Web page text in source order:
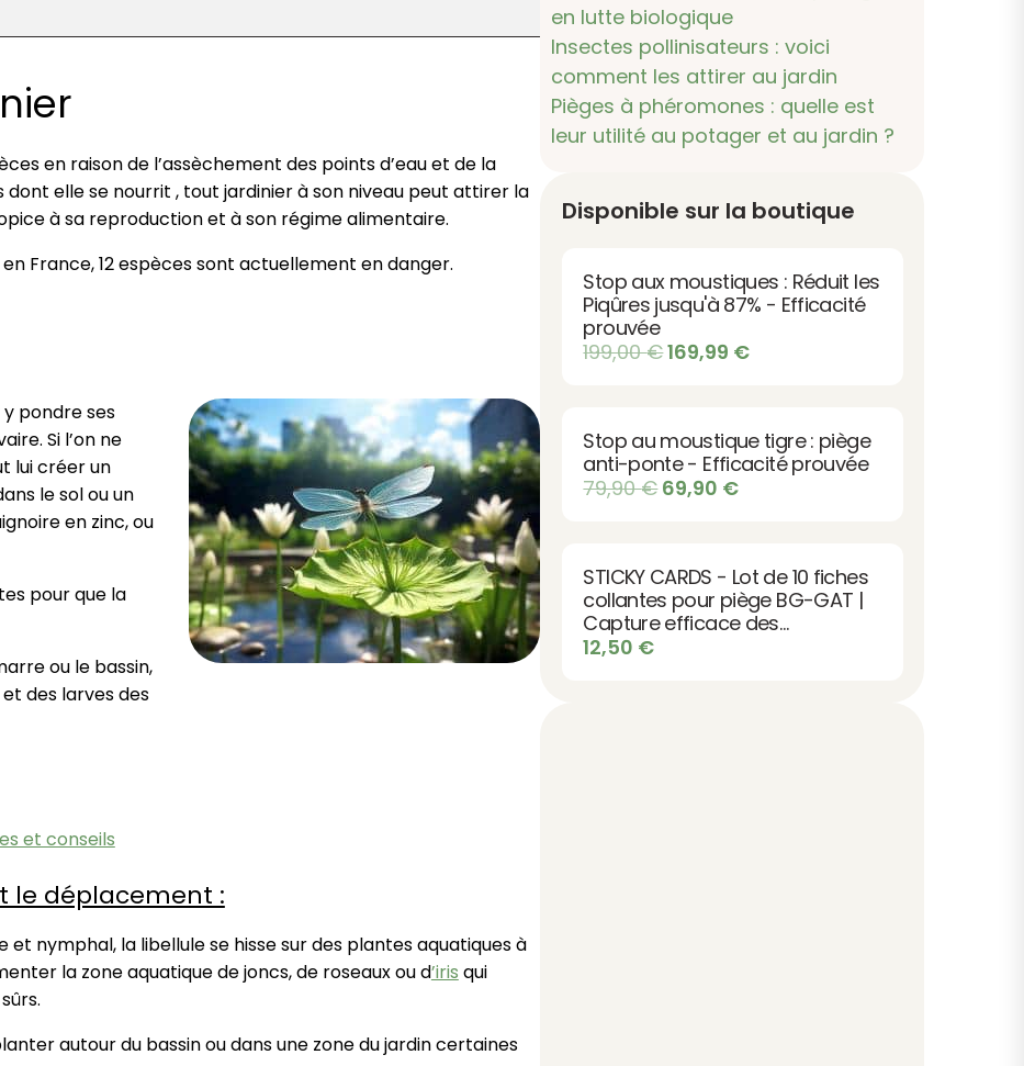
en raison de l’assèchement des points d’eau et de la
elle se nourrit , tout jardinier à son niveau peut attirer la
à sa reproduction et à son régime alimentaire.
France, 12 espèces sont actuellement en danger.
y pondre ses
Si l’on ne
lui créer un
le sol ou un
en zinc, ou
pour que la
ou le bassin,
des larves des
et conseils
le déplacement :
et nymphal, la libellule se hisse sur des plantes aquatiques à
la zone aquatique de joncs, de roseaux ou d’iris qui
autour du bassin ou dans une zone du jardin certaines
en lutte biologique
Insectes pollinisateurs : voici
comment les attirer au jardin
Pièges à phéromones : quelle est
leur utilité au potager et au jardin ?
Disponible sur la boutique
Stop aux moustiques : Réduit les
Piqûres jusqu'à 87% - Efficacité
prouvée
199,00€Le
était :
199,00 €.
169,99 €Le
est :
169,99 €.
Stop au moustique tigre : piège
anti-ponte - Efficacité prouvée
79,90€Le
79,90 €.
69,90 €Le
69,90 €.
STICKY CARDS - Lot de 10 fiches
collantes pour piège BG-GAT |
Capture efficace des
moustiques
12,50 €